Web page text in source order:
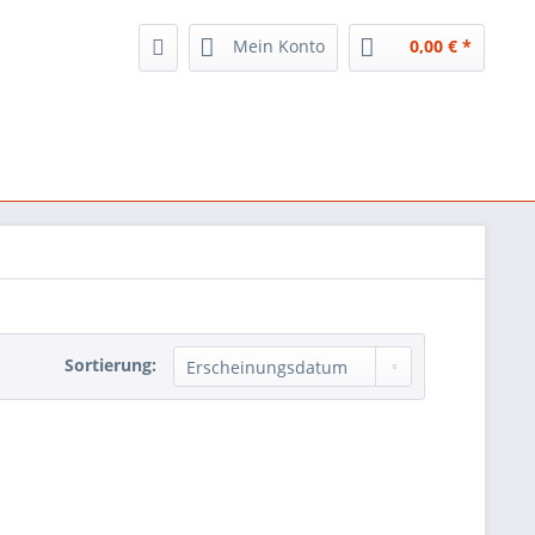
Mein Konto 0,00 € *
Sortierung: